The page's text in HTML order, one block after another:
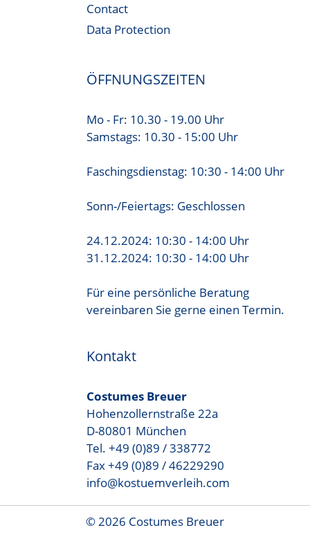
Contact
Data Protection
ÖFFNUNGSZEITEN
Mo - Fr: 10.30 - 19.00 Uhr
Samstags: 10.30 - 15:00 Uhr
Faschingsdienstag: 10:30 - 14:00 Uhr
Sonn-/Feiertags: Geschlossen
24.12.2024: 10:30 - 14:00 Uhr
31.12.2024: 10:30 - 14:00 Uhr
Für eine persönliche Beratung
vereinbaren Sie gerne einen Termin.
Kontakt
Costumes Breuer
Hohenzollernstraße 22a
D-80801 München
Tel. +49 (0)89 / 338772
Fax +49 (0)89 / 46229290
info@kostuemverleih.com
© 2026 Costumes Breuer